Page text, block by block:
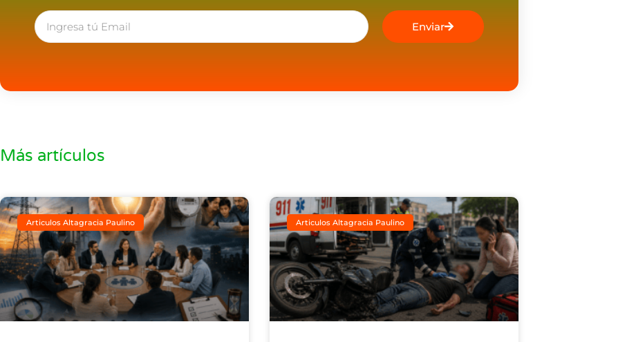
Enviar
Más artículos
Articulos Altagracia Paulino Articulos Altagracia Paulino